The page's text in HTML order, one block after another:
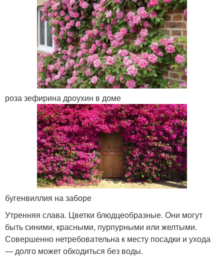
роза зефирина дроухин в доме
бугенвиллия на заборе
Утренняя слава. Цветки блюдцеобразные. Они могут
быть синими, красными, пурпурными или желтыми.
Совершенно нетребовательна к месту посадки и ухода
— долго может обходиться без воды.